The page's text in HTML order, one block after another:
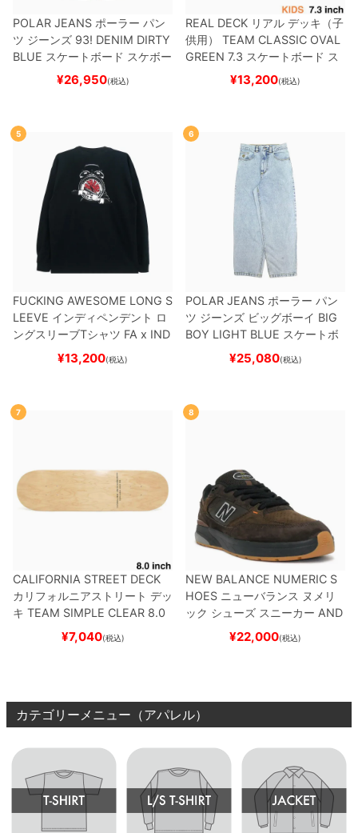
POLAR JEANS ポーラー パン
ツ ジーンズ 93! DENIM DIRTY
BLUE スケートボード スケボー
¥26,950(税込)
REAL DECK リアル デッキ（子
供用）
TEAM CLASSIC OVAL
GREEN 7.3 スケートボード ス
¥13,200(税込)
5
FUCKING AWESOME LONG S
LEEVE インディペンデント ロ
ングスリーブTシャツ FA x IND
EPENDENTHOSTAGE
スケートボード スケボー
¥13,200(税込)
6
POLAR JEANS ポーラー パン
ツ ジーンズ ビッグボーイ BIG
BOY LIGHT BLUE スケートボ
ード スケボー
¥25,080(税込)
7
CALIFORNIA STREET DECK
カリフォルニアストリート デッ
キ TEAM SIMPLE CLEAR 8.0
ブランク（DSM）
ード スケボー
¥7,040(税込)
8
NEW BALANCE NUMERIC S
HOES ニューバランス ヌメリ
ック シューズ スニーカー AND
REW REYNOLDS 933
BROWN/BLACKスケート
¥22,000(税込)
カテゴリーメニュー（アパレル）